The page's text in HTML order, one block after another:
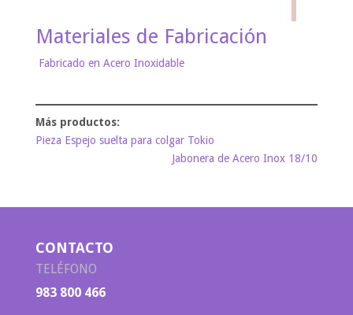
Materiales de Fabricación
Fabricado en Acero Inoxidable
Pieza Espejo suelta para colgar Tokio
Jabonera de Acero Inox 18/10
CONTACTO
TELÉFONO
983 800 466